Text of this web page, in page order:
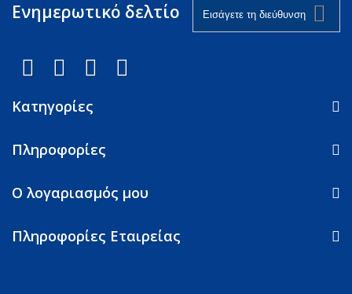
Ενημερωτικό δελτίο
Κατηγορίες
Πληροφορίες
Ο λογαριασμός μου
Πληροφορίες Εταιρείας